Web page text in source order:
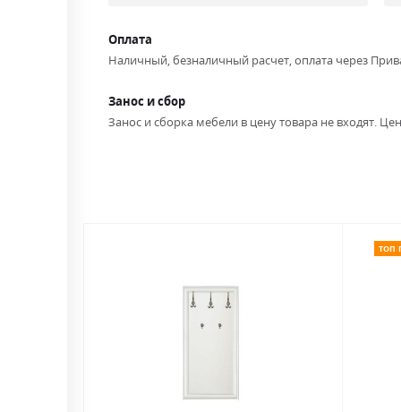
Оплата
Наличный, безналичный расчет, оплата через
Занос и сбор
Занос и сборка мебели в цену товара не входят.
ТОП